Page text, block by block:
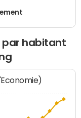
par habitant